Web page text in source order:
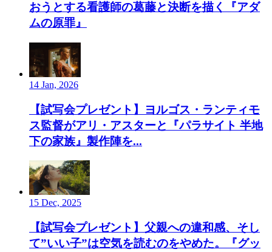
おうとする看護師の葛藤と決断を描く『アダ
ムの原罪』
14 Jan, 2026
【試写会プレゼント】ヨルゴス・ランティモ
ス監督がアリ・アスターと『パラサイト 半地
下の家族』製作陣を...
15 Dec, 2025
【試写会プレゼント】父親への違和感、そし
て”いい子”は空気を読むのをやめた。『グッ